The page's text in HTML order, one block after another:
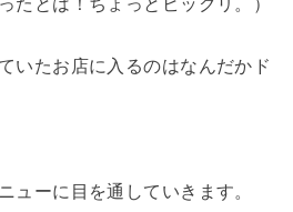
いたお店に入るのはなんだかド
ューに目を通していきます。